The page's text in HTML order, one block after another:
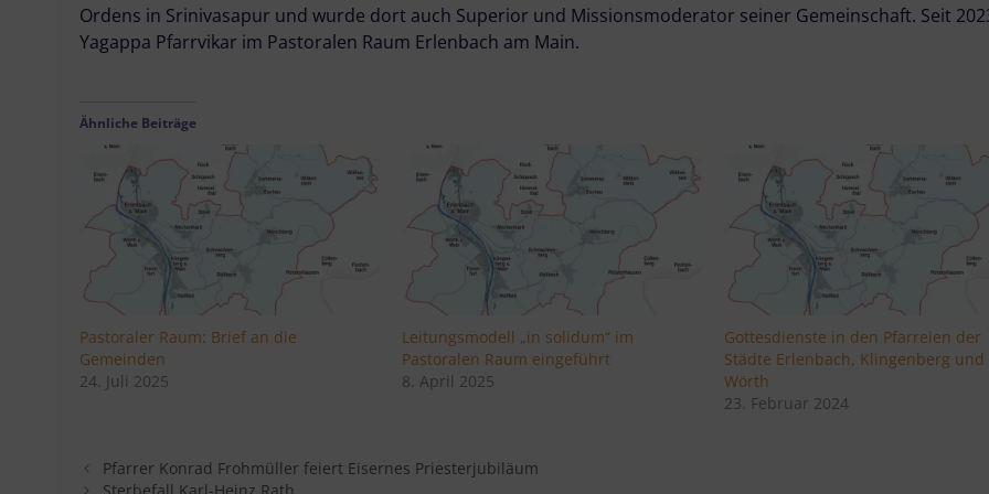
Ordens in Srinivasapur und wurde dort auch Superior und Missionsmoderator seiner Gemeinschaft. Seit
Yagappa Pfarrvikar im Pastoralen Raum Erlenbach am Main.
Ähnliche Beiträge
Pastoraler Raum: Brief an die
Gemeinden
24. Juli 2025
Leitungsmodell „in solidum“ im
Pastoralen Raum eingeführt
8. April 2025
Gottesdienste in den Pfarreien der
Städte Erlenbach, Klingenberg und
Wörth
23. Februar 2024
Pfarrer Konrad Frohmüller feiert Eisernes Priesterjubiläum